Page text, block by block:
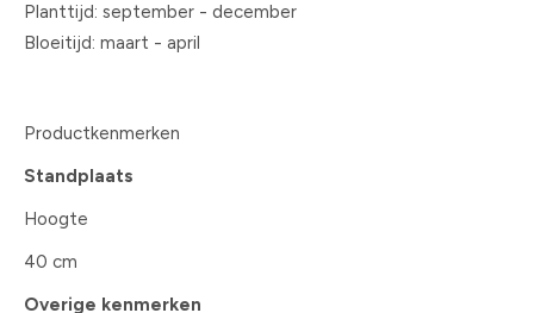
Planttijd: september - december
Bloeitijd: maart - april
Productkenmerken
Standplaats
Hoogte
40 cm
Overige kenmerken